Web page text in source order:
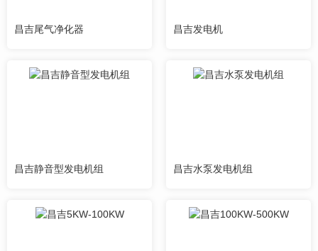
昌吉尾气净化器 昌吉发电机
昌吉静音型发电机组 昌吉水泵发电机组